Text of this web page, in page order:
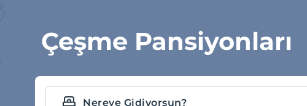
Çeşme Pansiyonları